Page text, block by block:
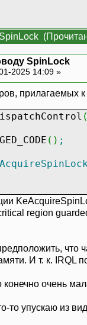
SpinLock
2025 14:09 »
прилагаемых
( ) ;
region
что
И т. к. IRQL
конечно очень
то упускаю из